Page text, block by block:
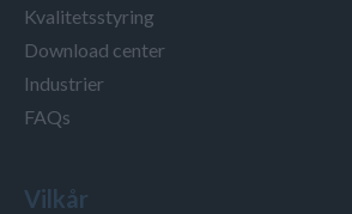
Kvalitetsstyring
Download center
Industrier
FAQs
Vilkår